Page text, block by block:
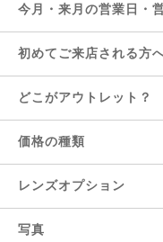
今月・来月の営業日・
初めてご来店される方
どこがアウトレット？
価格の種類
レンズオプション
写真